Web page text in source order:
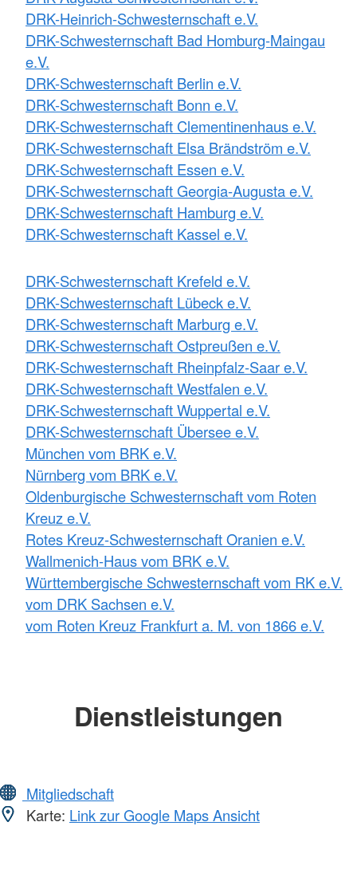
DRK-Heinrich-Schwesternschaft e.V.
DRK-Schwesternschaft Bad Homburg-Maingau
e.V.
DRK-Schwesternschaft Berlin e.V.
DRK-Schwesternschaft Bonn e.V.
DRK-Schwesternschaft Clementinenhaus e.V.
DRK-Schwesternschaft Elsa Brändström e.V.
DRK-Schwesternschaft Essen e.V.
DRK-Schwesternschaft Georgia-Augusta e.V.
DRK-Schwesternschaft Hamburg e.V.
DRK-Schwesternschaft Kassel e.V.
DRK-Schwesternschaft Krefeld e.V.
DRK-Schwesternschaft Lübeck e.V.
DRK-Schwesternschaft Marburg e.V.
DRK-Schwesternschaft Ostpreußen e.V.
DRK-Schwesternschaft Rheinpfalz-Saar e.V.
DRK-Schwesternschaft Westfalen e.V.
DRK-Schwesternschaft Wuppertal e.V.
DRK-Schwesternschaft Übersee e.V.
München vom BRK e.V.
Nürnberg vom BRK e.V.
Oldenburgische Schwesternschaft vom Roten
Kreuz e.V.
Rotes Kreuz-Schwesternschaft Oranien e.V.
Wallmenich-Haus vom BRK e.V.
Württembergische Schwesternschaft vom RK e.V.
vom DRK Sachsen e.V.
vom Roten Kreuz Frankfurt a. M. von 1866 e.V.
Dienstleistungen
Mitgliedschaft
Karte: Link zur Google Maps Ansicht